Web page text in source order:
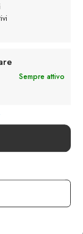
Sempre attivo